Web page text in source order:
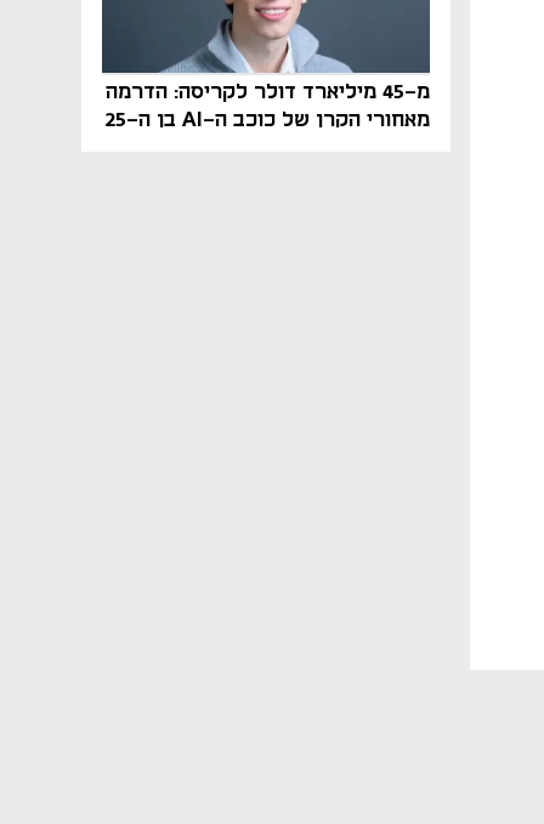
מ-45 מיליארד דולר לקריסה: הדרמה
מאחורי הקרן של כוכב ה-AI בן ה-25